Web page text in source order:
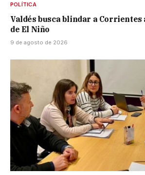
POLÍTICA
Valdés busca blindar a
de El Niño
9 de agosto de 2026